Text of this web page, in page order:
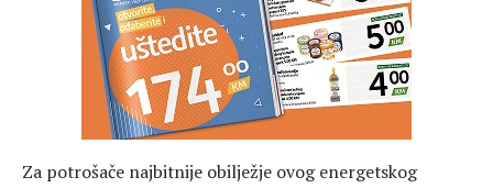
Za potrošače najbitnije obilježje ovog energetskog